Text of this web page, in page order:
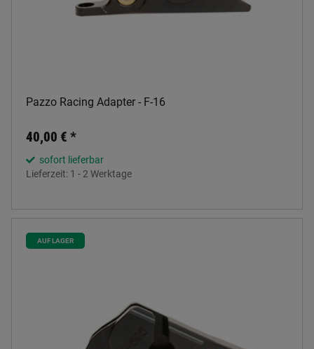
Pazzo Racing Adapter - F-16
40,00 € *
sofort lieferbar
Lieferzeit: 1 - 2 Werktage
AUF LAGER